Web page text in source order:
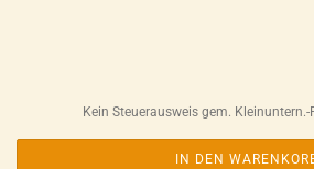
Kein Steuerausweis gem. Kleinuntern.-
IN DEN